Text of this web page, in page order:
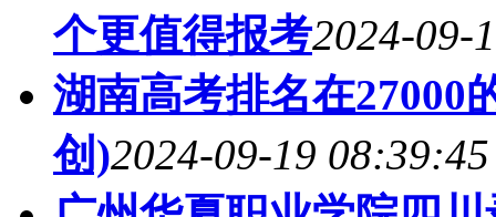
个更值得报考2024-09-
湖南高考排名在27000
创)2024-09-19 08:39:45